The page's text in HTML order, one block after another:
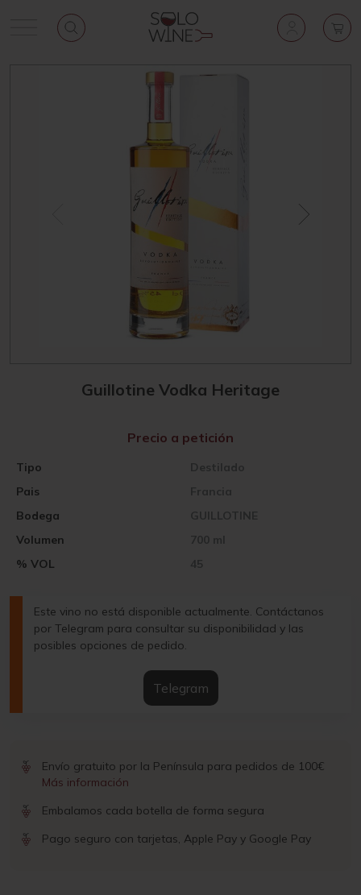
Guillotine Vodka Heritage
Pais Francia
Volumen 700 ml
Bodega GUILLOTINE
% VOL 45
Tipo Destilado
Precio a petición
Este vino no está disponible actualmente. Contáctanos
por Telegram para consultar su disponibilidad y las
posibles opciones de pedido.
Telegram
Envío gratuito por la Península para pedidos de 100€
Más información
Embalamos cada botella de forma segura
Pago seguro con tarjetas, Apple Pay y Google Pay